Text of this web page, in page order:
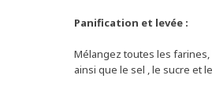
Panification et levée :
Mélangez toutes les
ainsi que le sel , le sucre et